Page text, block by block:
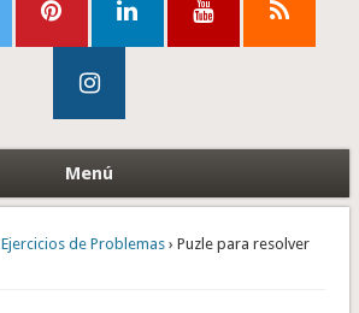
Menú
Ejercicios de Problemas› Puzle para resolver